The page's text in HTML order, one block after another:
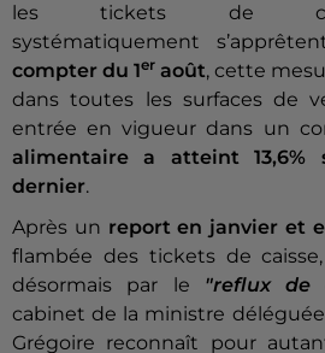
les tickets de
systématiquement
compter du 1er août, cette
dans toutes les surfaces de
entrée en vigueur dans un
alimentaire a atteint
dernier.
Après un report en janvier et
flambée des tickets de
désormais par le "reflux de
cabinet de la ministre
Grégoire reconnaît pour